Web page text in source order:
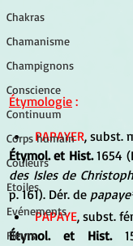
Chakras
Chamanisme
Champignons
Conscience
Continuum
Corps humain
Couleurs
Etoiles
Evénements
Fleurs
Étymologie :
PAPAYER, subst.
Étymol. et Hist. 1654
des Isles de
p. 161). Dér. de
PAPAYE, subst.
Étymol. et Hist.